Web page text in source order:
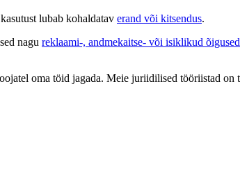
lubab kohaldatav erand või kitsendus.
nagu reklaami-, andmekaitse- või isiklikud õigused
oma töid jagada. Meie juriidilised tööriistad on